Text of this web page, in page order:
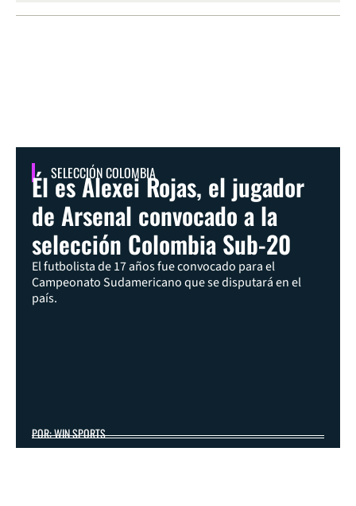
SELECCIÓN COLOMBIA
Él es Alexei Rojas, el jugador
de Arsenal convocado a la
selección Colombia Sub-20
El futbolista de 17 años fue convocado para el
Campeonato Sudamericano que se disputará en el
país.
POR: WIN SPORTS